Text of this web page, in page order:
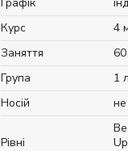
Курс
4
Заняття
Група
1
Носій
Рівні